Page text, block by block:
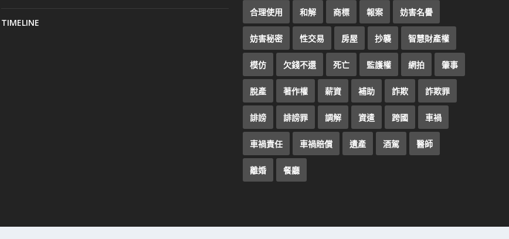
TIMELINE
合理使用 和解 商標 報案 妨害名譽
妨害秘密 性交易 房屋 抄襲 智慧財產權
模仿 欠錢不還 死亡 監護權 網拍 肇事
脫產 著作權 薪資 補助 詐欺 詐欺罪
誹謗 誹謗罪 調解 資遣 跨國 車禍
車禍責任 車禍賠償 遺產 酒駕 醫師
離婚 餐廳